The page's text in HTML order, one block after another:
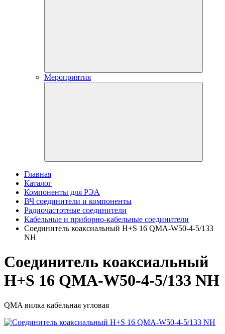
Мероприятия
Главная
Каталог
Компоненты для РЭА
ВЧ соединители и компоненты
Радиочастотные соединители
Кабельные и приборно-кабельные соединители
Соединитель коаксиальный H+S 16 QMA-W50-4-5/133
NH
Соединитель коаксиальный
H+S 16 QMA-W50-4-5/133 NH
QMA вилка кабельная угловая